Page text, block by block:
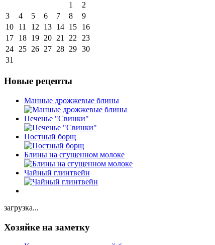
1
2
3
4 5 6 7 8
9
10
11 12 13 14 15
16
17
18 19 20 21 22 23
24 25 26 27 28 29 30
31
Новые рецепты
Манные дрожжевые блины
Печенье "Свинки"
Постный борщ
Блины на сгущенном молоке
Чайный глинтвейн
загрузка...
Хозяйке на заметку